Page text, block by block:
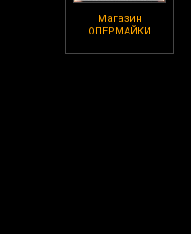
Магазин
ОПЕРМАЙКИ